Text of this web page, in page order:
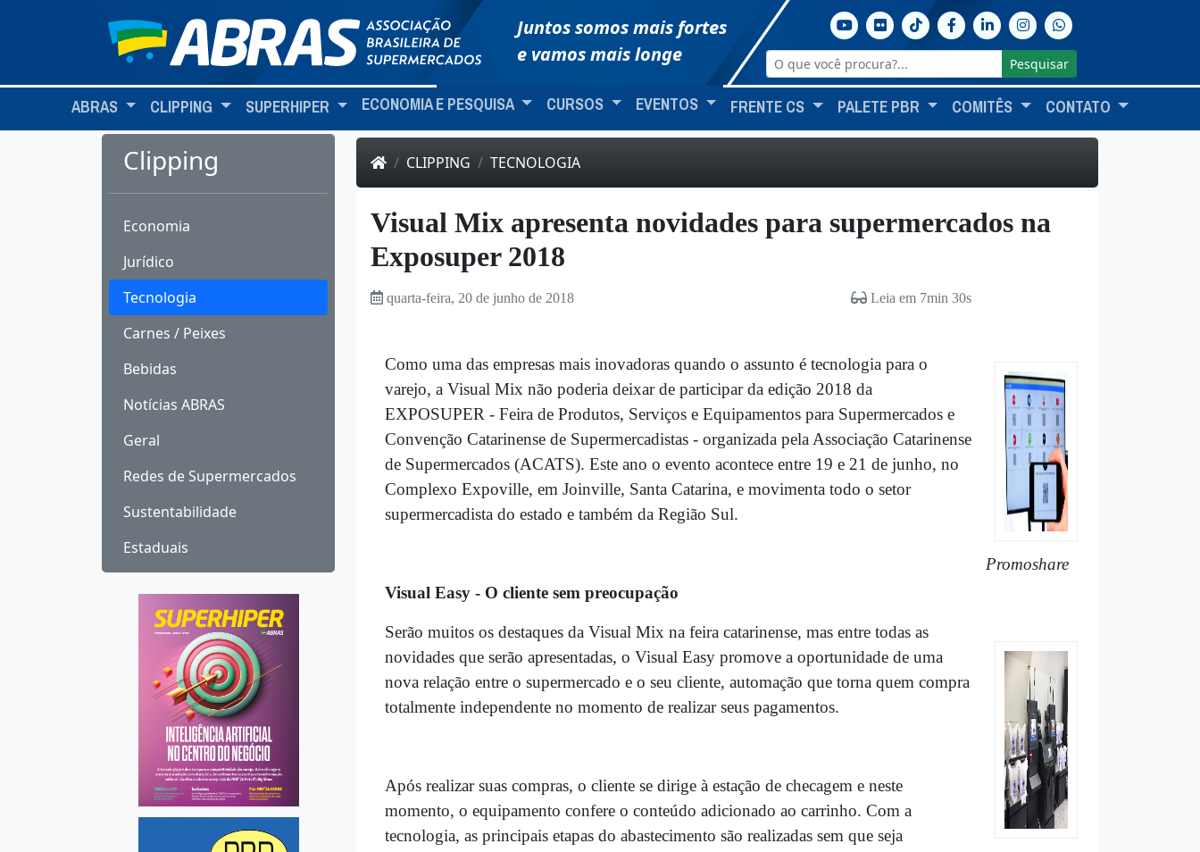
Juntos somos mais fortes
e vamos mais longe
Pesquisar
ABRAS CLIPPING SUPERHIPER ECONOMIA E PESQUISA CURSOS EVENTOS FRENTE CS PALETE PBR COMITÊS CONTATO
Clipping
Economia
Jurídico
Tecnologia
Carnes / Peixes
Bebidas
Notícias ABRAS
Geral
Redes de Supermercados
Sustentabilidade
Estaduais
CLIPPING TECNOLOGIA
Visual Mix apresenta novidades para supermercados na
Exposuper 2018
quarta-feira, 20 de junho de 2018 Leia em 7min 30s
Promoshare
Como uma das empresas mais inovadoras quando o assunto é tecnologia para o
varejo, a Visual Mix não poderia deixar de participar da edição 2018 da
EXPOSUPER - Feira de Produtos, Serviços e Equipamentos para Supermercados e
Convenção Catarinense de Supermercadistas - organizada pela Associação Catarinense
de Supermercados (ACATS). Este ano o evento acontece entre 19 e 21 de junho, no
Complexo Expoville, em Joinville, Santa Catarina, e movimenta todo o setor
supermercadista do estado e também da Região Sul.
Visual Easy - O cliente sem preocupação
Serão muitos os destaques da Visual Mix na feira catarinense, mas entre todas as
novidades que serão apresentadas, o Visual Easy promove a oportunidade de uma
nova relação entre o supermercado e o seu cliente, automação que torna quem compra
totalmente independente no momento de realizar seus pagamentos.
Após realizar suas compras, o cliente se dirige à estação de checagem e neste
momento, o equipamento confere o conteúdo adicionado ao carrinho. Com a
tecnologia, as principais etapas do abastecimento são realizadas sem que seja